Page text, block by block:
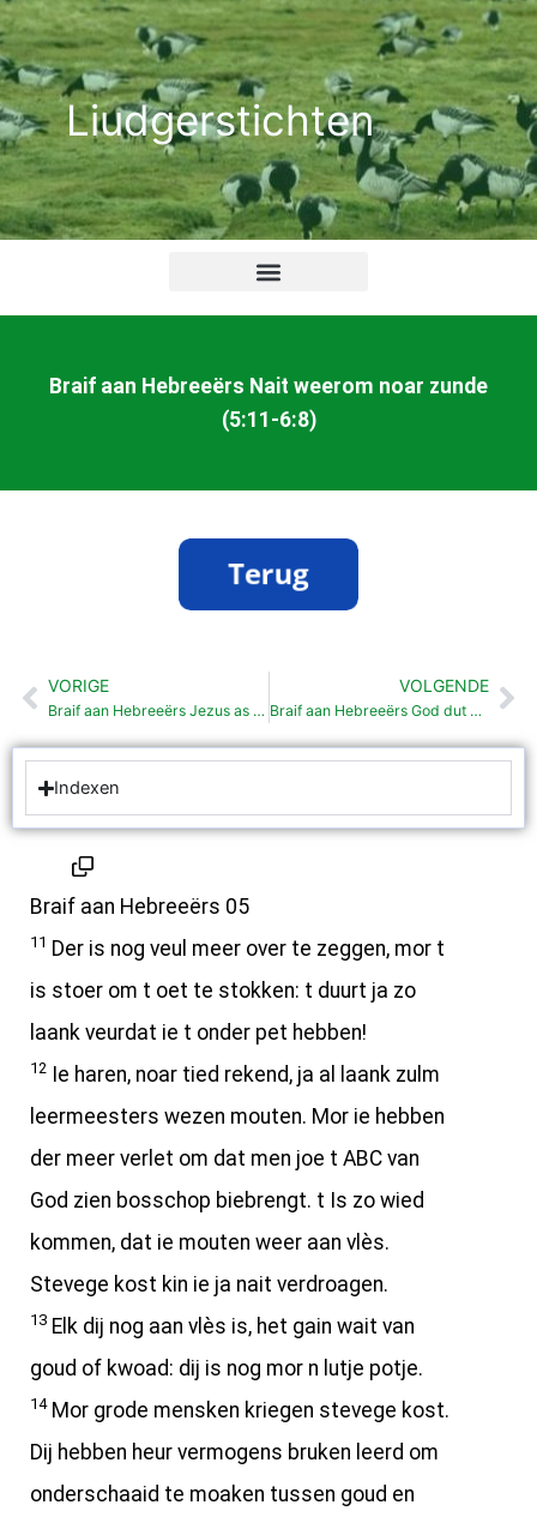
Ga
naar
de
inhoudLiudgerstichten
Braif aan Hebreeërs Nait weerom noar zunde
(5:11-6:8)
Vorige
VORIGE
Braif aan Hebreeërs Jezus as hogepriester (4:14-5:10)
VOLGENDE
Braif aan Hebreeërs God dut wat of E belooft (6:9-20)
Indexen
Braif aan Hebreeërs 05
11 Der is nog veul meer over te zeggen, mor t
is stoer om t oet te stokken: t duurt ja zo
laank veurdat ie t onder pet hebben!
12
Ie haren, noar tied rekend, ja al laank zulm
leermeesters wezen mouten. Mor ie hebben
der meer verlet om dat men joe t ABC van
God zien bosschop biebrengt. t Is zo wied
kommen, dat ie mouten weer aan vlès.
Stevege kost kin ie ja nait verdroagen.
13 Elk dij nog aan vlès is, het gain wait van
goud of kwoad: dij is nog mor n lutje potje.
14Mor grode mensken kriegen stevege kost.
Dij hebben heur vermogens bruken leerd om
onderschaaid te moaken tussen goud en